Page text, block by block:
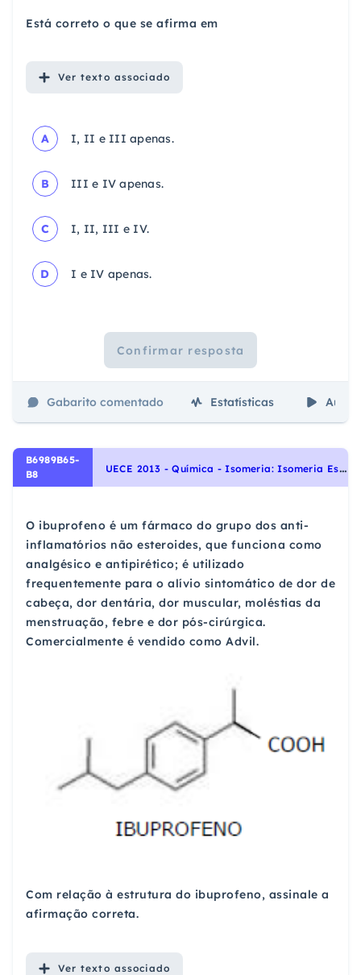
Está correto o que se afirma em
Ver texto associado
A I, II e III apenas.
B III e IV apenas.
C I, II, III e IV.
D I e IV apenas.
Confirmar resposta
Gabarito comentado Estatísticas Aulas
B6989B65-
B8
U
ECE 2013 - Química - Isomeria: Isomeria Espacial: Isomeria Geométrica (cis-trans) e Isomeria Óptica., Química Orgânica
O ibuprofeno é um fármaco do grupo dos anti-
inflamatórios não esteroides, que funciona como
analgésico e antipirético; é utilizado
frequentemente para o alívio sintomático de dor de
cabeça, dor dentária, dor muscular, moléstias da
menstruação, febre e dor pós-cirúrgica.
Comercialmente é vendido como Advil.
Com relação à estrutura do ibuprofeno, assinale a
afirmação correta.
Ver texto associado